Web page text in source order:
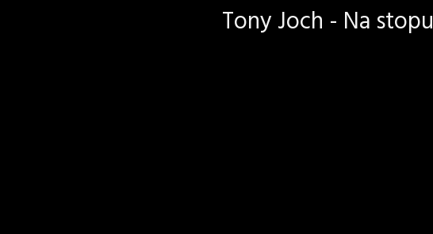
Tony Joch - Na stopu